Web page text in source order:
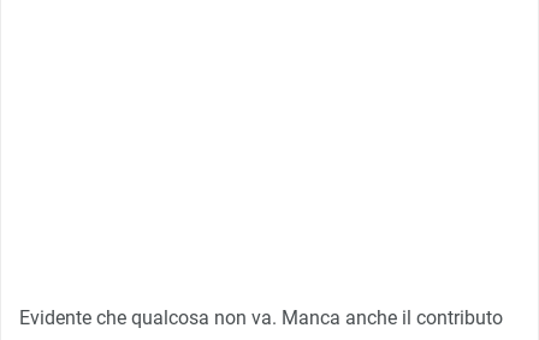
Evidente che qualcosa non va. Manca anche il contributo